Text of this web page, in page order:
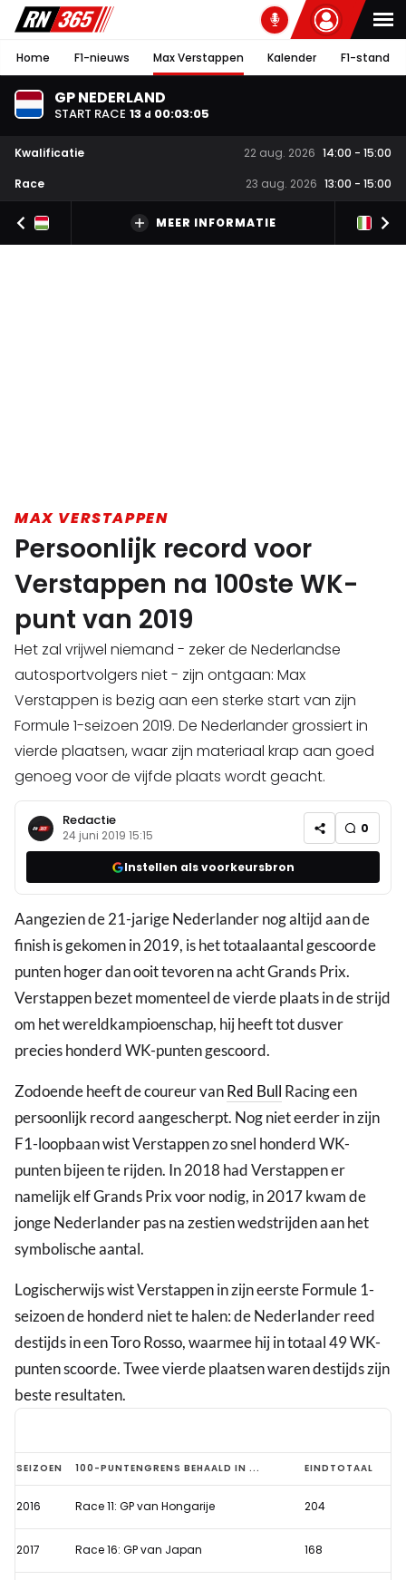
Home F1-nieuws Max Verstappen Kalender F1-stand
GP NEDERLAND
START RACE 13 d 00:03:05
Kwalificatie 22 aug. 2026 14:00 - 15:00
Race
23 aug. 2026 13:00 - 15:00
MEER INFORMATIE
MAX VERSTAPPEN
Persoonlijk record voor
Verstappen na 100ste WK-
punt van 2019
Het zal vrijwel niemand - zeker de Nederlandse
autosportvolgers niet - zijn ontgaan: Max
Verstappen is bezig aan een sterke start van zijn
Formule 1-seizoen 2019. De Nederlander grossiert in
vierde plaatsen, waar zijn materiaal krap aan goed
genoeg voor de vijfde plaats wordt geacht.
Redactie
24 juni 2019 15:15 0
Instellen als voorkeursbron
Aangezien de 21-jarige Nederlander nog altijd aan de
finish is gekomen in 2019, is het totaalaantal gescoorde
punten hoger dan ooit tevoren na acht Grands Prix.
Verstappen bezet momenteel de vierde plaats in de strijd
om het wereldkampioenschap, hij heeft tot dusver
precies honderd WK-punten gescoord.
Zodoende heeft de coureur vanRed Bull Racing een
persoonlijk record aangescherpt. Nog niet eerder in zijn
F1-loopbaan wist Verstappen zo snel honderd WK-
punten bijeen te rijden. In 2018 had Verstappen er
namelijk elf Grands Prix voor nodig, in 2017 kwam de
jonge Nederlander pas na zestien wedstrijden aan het
symbolische aantal.
Logischerwijs wist Verstappen in zijn eerste Formule 1-
seizoen de honderd niet te halen: de Nederlander reed
destijds in een Toro Rosso, waarmee hij in totaal 49 WK-
punten scoorde. Twee vierde plaatsen waren destijds zijn
beste resultaten.
Persoonlijk
record
voor
Verstappen
SEIZOEN 100-PUNTENGRENS BEHAALD IN ... EINDTOTAAL
2016 Race 11: GP van Hongarije 204
2017 Race 16: GP van Japan 168